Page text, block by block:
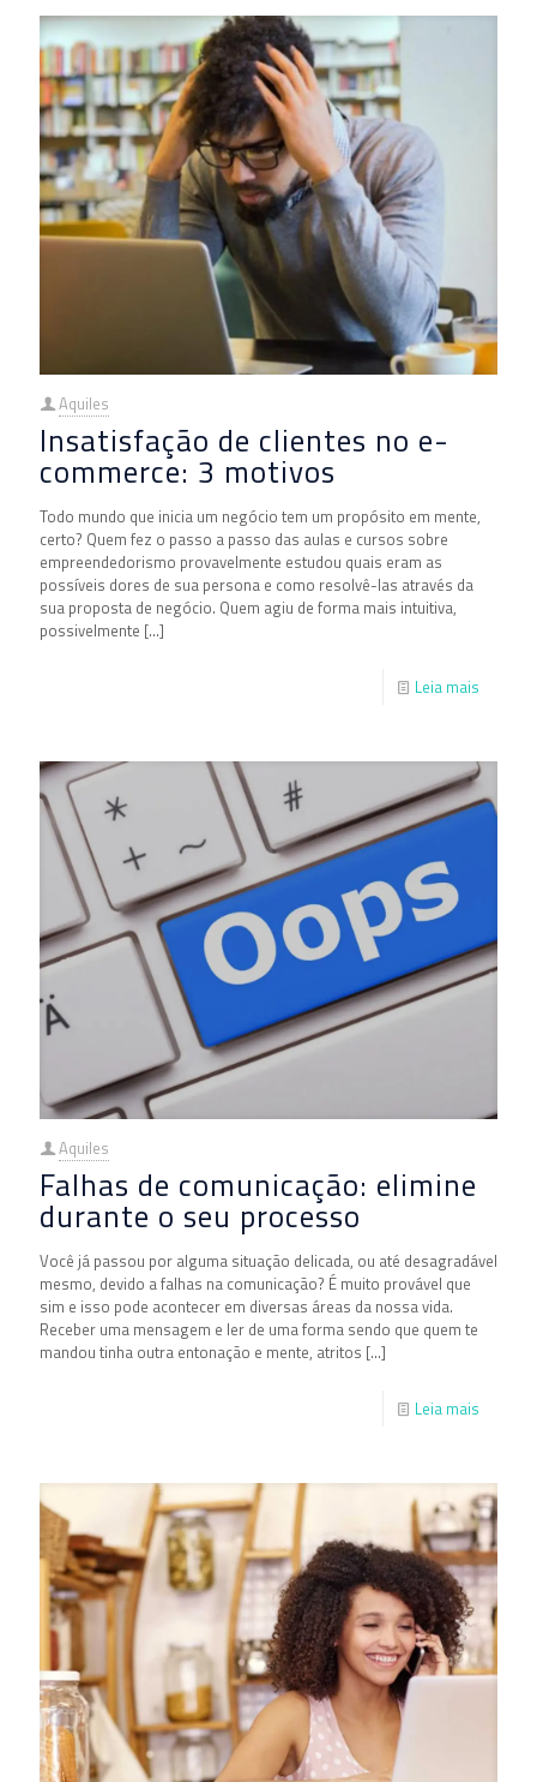
Aquiles
Insatisfação de clientes no e-
commerce: 3 motivos
Todo mundo que inicia um negócio tem um propósito em mente,
certo? Quem fez o passo a passo das aulas e cursos sobre
empreendedorismo provavelmente estudou quais eram as
possíveis dores de sua persona e como resolvê-las através da
sua proposta de negócio. Quem agiu de forma mais intuitiva,
possivelmente […]
Leia mais
Aquiles
Falhas de comunicação: elimine
durante o seu processo
Você já passou por alguma situação delicada, ou até desagradável
mesmo, devido a falhas na comunicação? É muito provável que
sim e isso pode acontecer em diversas áreas da nossa vida.
Receber uma mensagem e ler de uma forma sendo que quem te
mandou tinha outra entonação e mente, atritos […]
Leia mais